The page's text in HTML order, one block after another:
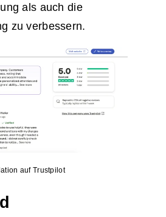
als auch die
zu verbessern.
auf Trustpilot